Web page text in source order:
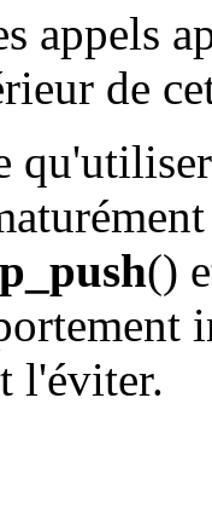
appels
de
()
l'éviter.